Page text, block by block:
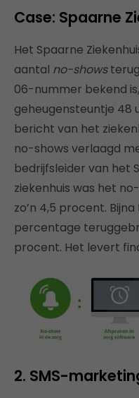
Case: Spaarne
Het Spaarne
aantal no-shows
06-nummer bekend
geheugensteuntje 48
bericht van het
no-shows verlaagd
bedrijfsleider van het
ziekenhuis was het
zo’n 4,5 procent.
percentage
procent. Het levert
2. SMS-